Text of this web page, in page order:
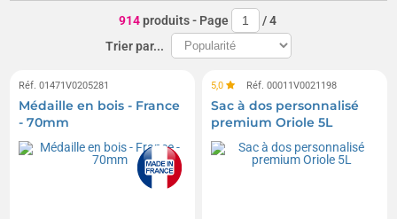
Porte-clés 3D en PVC souple
Parapluies pliables de poche Porte-clés jeton
Gilets de sécurité Bonnets Badges
Chasubles Écharpes Briquets Bic
Fanions Médailles Sifflets
Arches gonflables
914produits- Page /4
Trier par...
Réf. 01471V0205281
Médaille en bois - France
- 70mm
5,0 Réf. 00011V0021198
Sac à dos personnalisé
premium Oriole 5L